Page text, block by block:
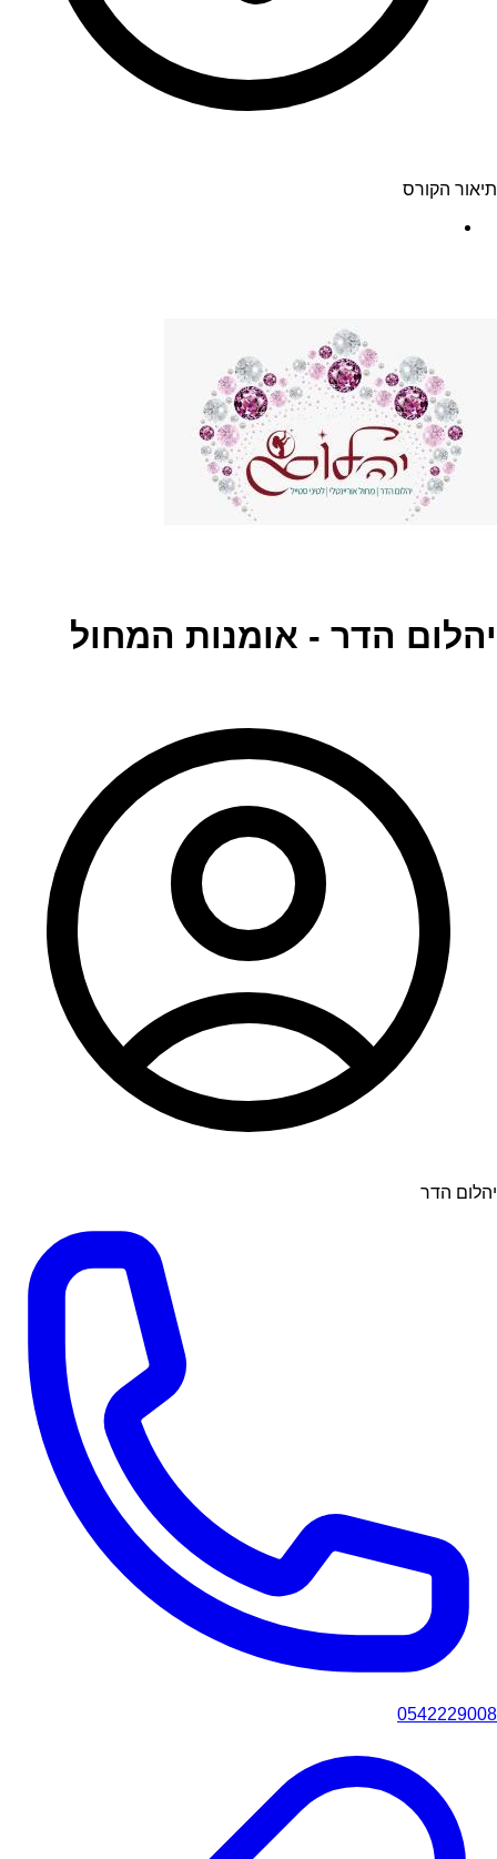
תיאור הקורס
יהלום הדר - אומנות המחול
יהלום הדר
0542229008